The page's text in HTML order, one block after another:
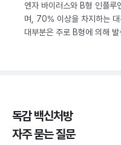
엔자 바이러스와 B형 인플루
며, 70% 이상을 차지하는 대
대부분은 주로 B형에 의해 발
독감 백신처방
자주 묻는 질문